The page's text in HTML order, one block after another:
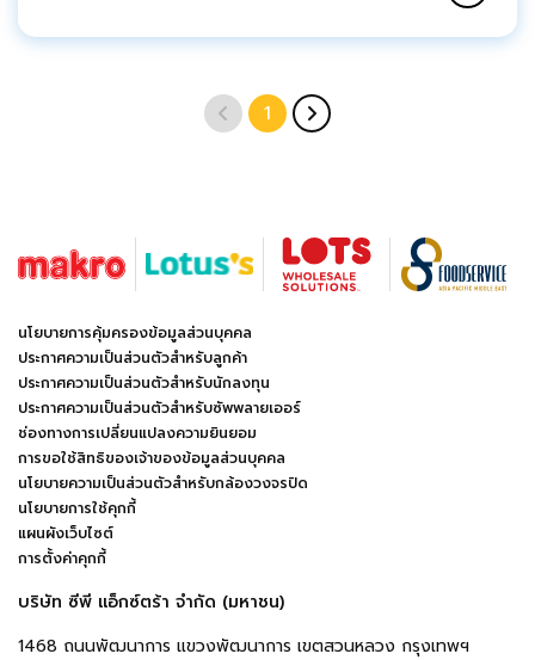
1
นโยบายการคุ้มครองข้อมูลส่วนบุคคล
ประกาศความเป็นส่วนตัวสำหรับลูกค้า
ประกาศความเป็นส่วนตัวสำหรับนักลงทุน
ประกาศความเป็นส่วนตัวสำหรับซัพพลายเออร์
ช่องทางการเปลี่ยนแปลงความยินยอม
การขอใช้สิทธิของเจ้าของข้อมูลส่วนบุคคล
นโยบายความเป็นส่วนตัวสำหรับกล้องวงจรปิด
นโยบายการใช้คุกกี้
แผนผังเว็บไซต์
การตั้งค่าคุกกี้
บริษัท ซีพี แอ็กซ์ตร้า จำกัด (มหาชน)
1468 ถนนพัฒนาการ แขวงพัฒนาการ เขตสวนหลวง กรุงเทพฯ